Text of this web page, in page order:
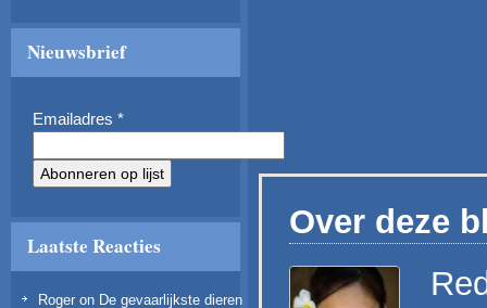
Nieuwsbrief
Emailadres *
Laatste Reacties
Roger on De gevaarlijkste dieren
Over deze